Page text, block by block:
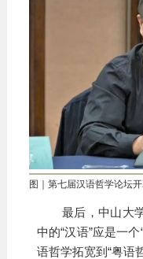
图｜第七届汉语哲学论坛
最后，中山大
中的“汉语”应是一
语哲学拓宽到“粤语